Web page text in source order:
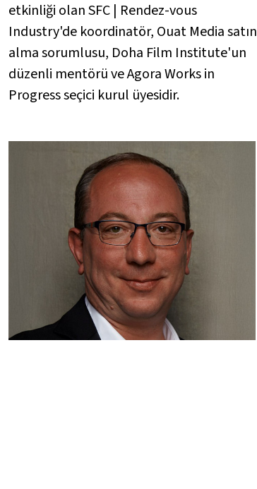
etkinliği olan SFC | Rendez-vous
Industry'de koordinatör, Ouat Media satın
alma sorumlusu, Doha Film Institute'un
düzenli mentörü ve Agora Works in
Progress seçici kurul üyesidir.